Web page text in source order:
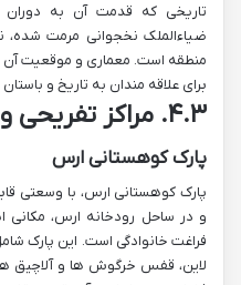
تاریخی که قدمت آن به دوران
ضیاءالملک نخجوانی مرمت شده،
منطقه است. معماری و موقعیت آن
برای علاقه مندان به تاریخ و
۴.۳. مراکز تفریحی و پارک ها
پارک کوهستانی ارس
و در ساحل رودخانه ارس، مکانی
فراغت خانوادگی است. این پارک
لاین، قفس خرگوش ها و